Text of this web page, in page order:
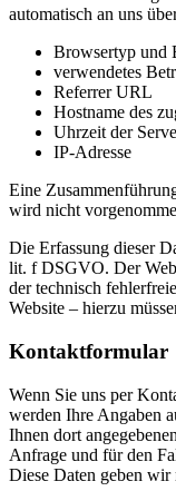
automatisch an uns
Browsertyp und
verwendetes
Referrer URL
Hostname des
Uhrzeit der
IP-Adresse
Eine
wird nicht
Die Erfassung dieser
lit. f DSGVO. Der
der technisch
Website – hierzu
Kontaktformular
Wenn Sie uns per
werden Ihre Angaben
Ihnen dort
Anfrage und für den
Diese Daten geben